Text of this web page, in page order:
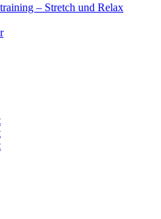
– Stretch und Relax